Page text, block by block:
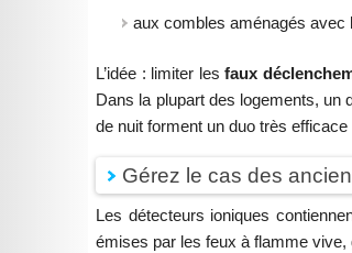
aux combles aménagés avec
L’idée : limiter lesfaux
Dans la plupart des logements, un
de nuit forment un duo très efficace
Gérez le cas des
Les détecteurs ioniques
émises par les feux à flamme vive,